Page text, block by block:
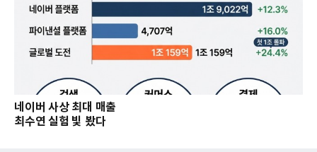
네이버 사상 최대 매출
최수연 실험 빛 봤다